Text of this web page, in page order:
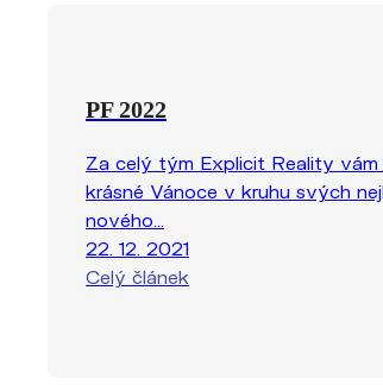
PF 2022
Za celý tým Explicit Reality vám
krásné Vánoce v kruhu svých
nového...
22. 12. 2021
Celý článek